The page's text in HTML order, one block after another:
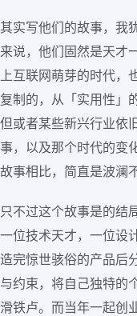
其实写他们的故事，我
来说，他们固然是天才
上互联网萌芽的时代
复制的，从「实用性
但或者某些新兴行业依
事，以及那个时代的变
故事相比，简直是波澜
只不过这个故事是的结
一位技术天才，一位设
造完惊世骇俗的产品后
与约束，将自己独特的
滑铁卢。而当年一起创